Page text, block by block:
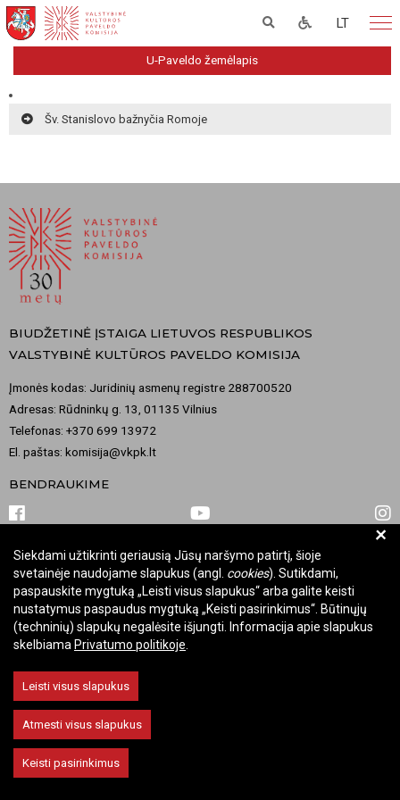
LT
U-Paveldo žemėlapis
Šv. Stanislovo bažnyčia Romoje
BIUDŽETINĖ ĮSTAIGA LIETUVOS RESPUBLIKOS
VALSTYBINĖ KULTŪROS PAVELDO KOMISIJA
Įmonės kodas: Juridinių asmenų registre 288700520
Adresas: Rūdninkų g. 13, 01135 Vilnius
Telefonas: +370 699 13972
El. paštas: komisija@vkpk.lt
BENDRAUKIME
© 2026 Valstybinė kultūros paveldo komisija. Visos teisės saugomos.
Keisti slapukų nustatymus
+
Siekdami užtikrinti geriausią Jūsų naršymo patirtį, šioje
svetainėje naudojame slapukus (angl. cookies). Sutikdami,
paspauskite mygtuką „Leisti visus slapukus“ arba galite keisti
nustatymus paspaudus mygtuką „Keisti pasirinkimus“. Būtinųjų
(techninių) slapukų negalėsite išjungti. Informacija apie slapukus
skelbiama Privatumo politikoje
Leisti visus slapukus
Atmesti visus slapukus
Keisti pasirinkimus